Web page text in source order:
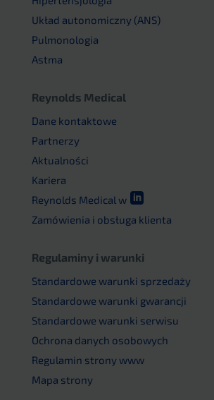
Układ autonomiczny (ANS)
Pulmonologia
Astma
Reynolds Medical
Dane kontaktowe
Partnerzy
Aktualności
Kariera
Reynolds Medical w 
Zamówienia i obsługa klienta
Regulaminy i warunki
Standardowe warunki sprzedaży
Standardowe warunki gwarancji
Standardowe warunki serwisu
Ochrona danych osobowych
Regulamin strony www
Mapa strony